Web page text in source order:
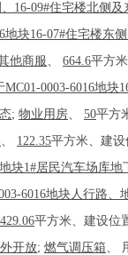
16-09#住宅楼北侧及
地块16-07#住宅楼东
他商服、 664.6平方
MC01-0003-6016地块
; 物业用房、 50平方
、 122.35平方米、建设
块1#居民汽车场库地
6016地块人行路
429.06平方米、建设位
开放; 燃气调压箱、